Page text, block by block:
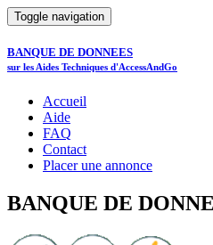
Toggle navigation
BANQUE DE DONNEES
sur les Aides Techniques d'AccessAndGo
Accueil
Aide
FAQ
Contact
Placer une annonce
BANQUE DE